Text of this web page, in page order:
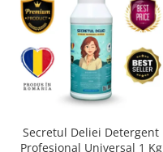
Secretul Deliei Detergent
Profesional Universal 1 Kg